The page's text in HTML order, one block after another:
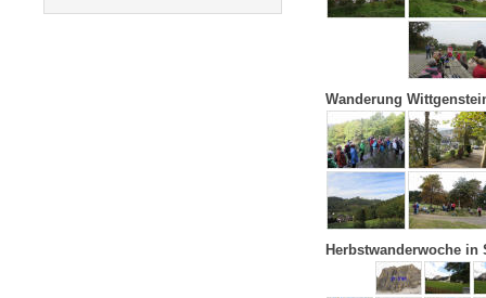
Wanderung
Herbstwanderwoche in